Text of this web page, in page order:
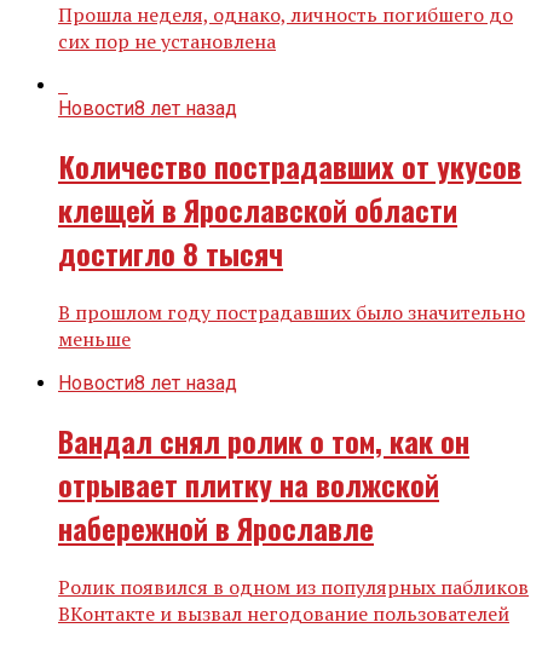
Прошла неделя, однако, личность погибшего до
сих пор не установлена
Новости8 лет назад
Количество пострадавших от укусов
клещей в Ярославской области
достигло 8 тысяч
В прошлом году пострадавших было значительно
меньше
Новости8 лет назад
Вандал снял ролик о том, как он
отрывает плитку на волжской
набережной в Ярославле
Ролик появился в одном из популярных пабликов
ВКонтакте и вызвал негодование пользователей